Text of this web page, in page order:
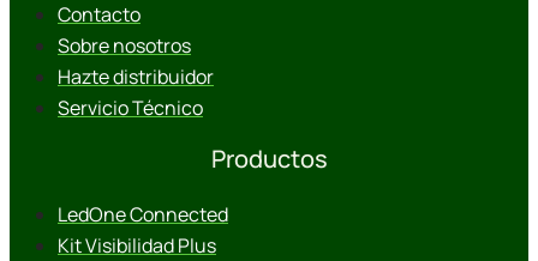
Contacto
Sobre nosotros
Hazte distribuidor
Servicio Técnico
Productos
LedOne Connected
Kit Visibilidad Plus